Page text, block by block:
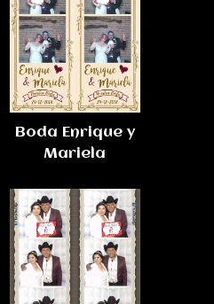
Boda Enrique y
Mariela